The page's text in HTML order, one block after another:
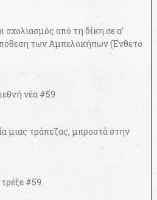
σχολιασμός από τη δίκη σε α’
των Αμπελοκήπων (Ένθετο
νέα #59
μιας τράπεζας, μπροστά στην
#59